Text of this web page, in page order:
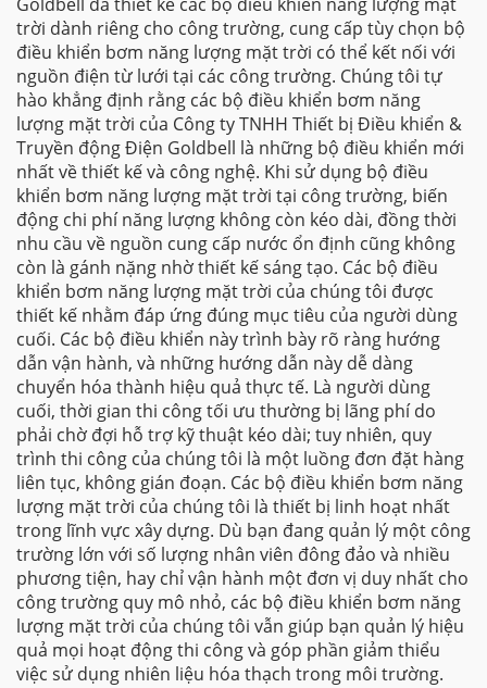
trời dành riêng cho công trường, cung cấp tùy chọn bộ
điều khiển bơm năng lượng mặt trời có thể kết nối với
nguồn điện từ lưới tại các công trường. Chúng tôi tự
hào khẳng định rằng các bộ điều khiển bơm năng
lượng mặt trời của Công ty TNHH Thiết bị Điều khiển &
Truyền động Điện Goldbell là những bộ điều khiển mới
nhất về thiết kế và công nghệ. Khi sử dụng bộ điều
khiển bơm năng lượng mặt trời tại công trường, biến
động chi phí năng lượng không còn kéo dài, đồng thời
nhu cầu về nguồn cung cấp nước ổn định cũng không
còn là gánh nặng nhờ thiết kế sáng tạo. Các bộ điều
khiển bơm năng lượng mặt trời của chúng tôi được
thiết kế nhằm đáp ứng đúng mục tiêu của người dùng
cuối. Các bộ điều khiển này trình bày rõ ràng hướng
dẫn vận hành, và những hướng dẫn này dễ dàng
chuyển hóa thành hiệu quả thực tế. Là người dùng
cuối, thời gian thi công tối ưu thường bị lãng phí do
phải chờ đợi hỗ trợ kỹ thuật kéo dài; tuy nhiên, quy
trình thi công của chúng tôi là một luồng đơn đặt hàng
liên tục, không gián đoạn. Các bộ điều khiển bơm năng
lượng mặt trời của chúng tôi là thiết bị linh hoạt nhất
trong lĩnh vực xây dựng. Dù bạn đang quản lý một công
trường lớn với số lượng nhân viên đông đảo và nhiều
phương tiện, hay chỉ vận hành một đơn vị duy nhất cho
công trường quy mô nhỏ, các bộ điều khiển bơm năng
lượng mặt trời của chúng tôi vẫn giúp bạn quản lý hiệu
quả mọi hoạt động thi công và góp phần giảm thiểu
việc sử dụng nhiên liệu hóa thạch trong môi trường.